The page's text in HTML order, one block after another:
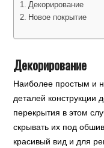
Декорирование
Новое покрытие
Декорирование
Наиболее простым и
деталей конструкции
перекрытия в этом
скрывать их под
красивый вид и для